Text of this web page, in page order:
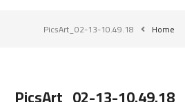
Home
PicsArt_02-13-10.49.18